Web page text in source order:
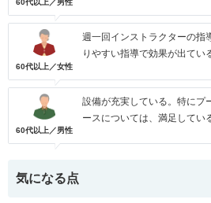
60代以上／男性
60代以上／女性
週一回インストラクターの指
りやすい指導で効果が出てい
60代以上／男性
設備が充実している。特にプ
ースについては、満足してい
気になる点